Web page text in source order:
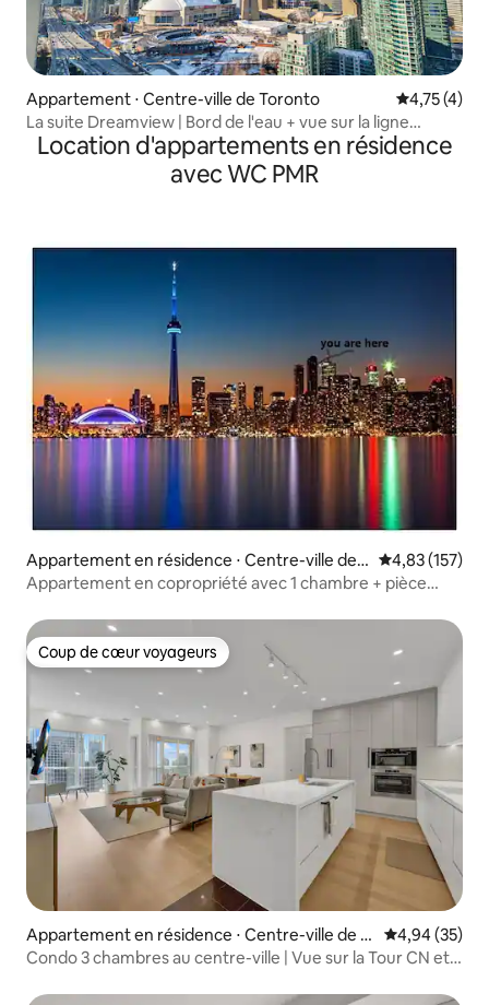
Appartement ⋅ Centre-ville de Toronto Évaluation
4,75 (4)
La suite Dreamview | Bord de l'eau + vue sur la ligne
d'horizon
Location d'appartements en résidence
avec WC PMR
Appartement en résidence ⋅ Centre-ville de T
oronto
Évaluation
4,83 (157)
Appartement en copropriété avec 1 chambre + pièce
Coup de cœur voyageurs
Coup de cœur voyageurs
Appartement en résidence ⋅ Centre-ville de T
oronto
Évaluation
4,94 (35)
Condo 3 chambres au centre-ville | Vue sur la Tour CN et